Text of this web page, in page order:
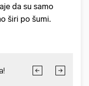
da su samo
širi po šumi.